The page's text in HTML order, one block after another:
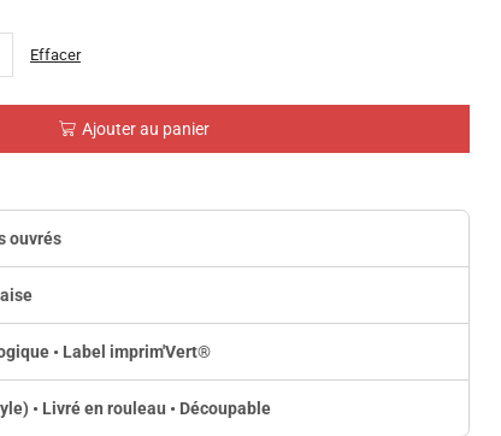
Effacer
Ajouter au panier
ouvrés
• Label imprim'Vert®
• Livré en rouleau • Découpable